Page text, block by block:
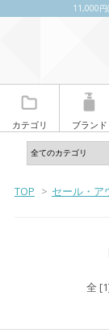
11,000円
カテゴリ ブランド
TOP > セール・ア
全